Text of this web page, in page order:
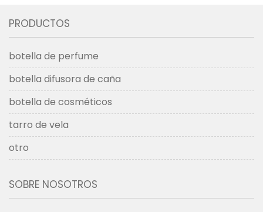
PRODUCTOS
botella de perfume
botella difusora de caña
botella de cosméticos
tarro de vela
otro
SOBRE NOSOTROS